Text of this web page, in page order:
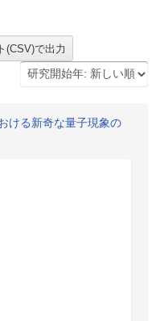
ける新奇な量子現象の